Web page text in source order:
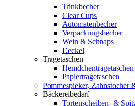
Trinkbecher
Clear Cups
Automatenbecher
Verpackungsbecher
Wein & Schnaps
Deckel
Tragetaschen
Hemdchentragetaschen
Papiertragetaschen
Pommespieker, Zahnstocher
Bäckereibedarf
Tortenscheiben- &